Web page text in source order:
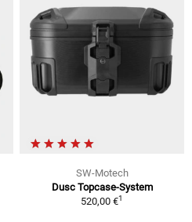
SW-Motech
Dusc Topcase-System
520,00 €1